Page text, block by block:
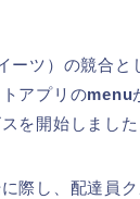
ーツ）の競合と
アプリのmenu
を開始しました
際し、配達員